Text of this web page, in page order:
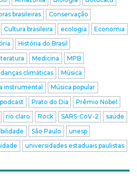
brasileiras
Conservação
Cultura brasileira ecologia
Economia
História do Brasil
Medicina
MPB
climáticas
Música
instrumental
Música popular
podcast Prato do Dia
Prêmio Nobel
rio claro Rock SARS-CoV-2
saúde
São Paulo
unesp
universidades estaduais paulistas